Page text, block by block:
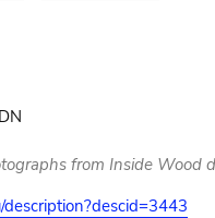
from Inside Wood